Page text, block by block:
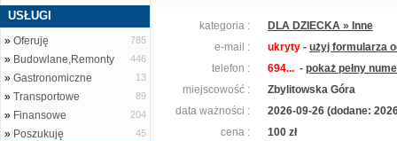
USŁUGI
» Oferuję 785
» Budowlane,Remonty 446
» Gastronomiczne 13
» Transportowe 89
» Finansowe 204
» Poszukuję 45
kategoria :
DLA DZIECKA » Inne
e-mail :
ukryty - użyj formularza
telefon :
694... - pokaż pełny
miejscowość :
Zbylitowska Góra
data ważności :
2026-09-26 (dodane:
cena :
100 zł